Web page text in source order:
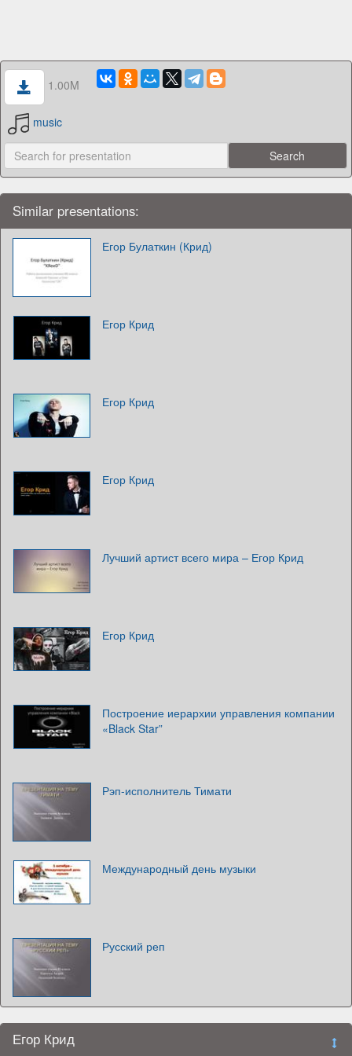
1.00M
music
Similar presentations:
Егор Булаткин (Крид)
Егор Крид
Егор Крид
Егор Крид
Лучший артист всего мира – Егор Крид
Егор Крид
Построение иерархии управления компании
«Black Star”
Рэп-исполнитель Тимати
Международный день музыки
Русский реп
Егор Крид